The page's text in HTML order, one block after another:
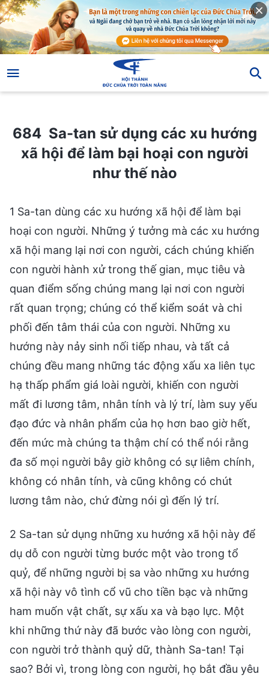
684 Sa-tan sử dụng các xu hướng
xã hội để làm bại hoại con người
như thế nào
1 Sa-tan dùng các xu hướng xã hội để làm bại
hoại con người. Những ý tưởng mà các xu hướng
xã hội mang lại nơi con người, cách chúng khiến
con người hành xử trong thế gian, mục tiêu và
quan điểm sống chúng mang lại nơi con người
rất quan trọng; chúng có thể kiểm soát và chi
phối đến tâm thái của con người. Những xu
hướng này nảy sinh nối tiếp nhau, và tất cả
chúng đều mang những tác động xấu xa liên tục
hạ thấp phẩm giá loài người, khiến con người
mất đi lương tâm, nhân tính và lý trí, làm suy yếu
đạo đức và nhân phẩm của họ hơn bao giờ hết,
đến mức mà chúng ta thậm chí có thể nói rằng
đa số mọi người bây giờ không có sự liêm chính,
không có nhân tính, và cũng không có chút
lương tâm nào, chứ đừng nói gì đến lý trí.
2 Sa-tan sử dụng những xu hướng xã hội này để
dụ dỗ con người từng bước một vào trong tổ
quỷ, để những người bị sa vào những xu hướng
xã hội này vô tình cổ vũ cho tiền bạc và những
ham muốn vật chất, sự xấu xa và bạo lực. Một
khi những thứ này đã bước vào lòng con người,
con người trở thành quỷ dữ, thành Sa-tan! Tại
sao? Bởi vì, trong lòng con người, họ bắt đầu yêu